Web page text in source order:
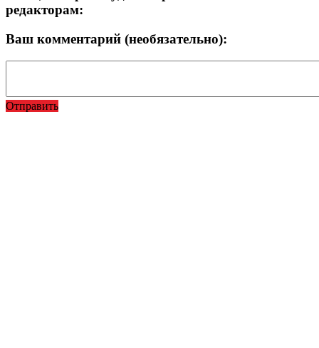
редакторам:
Ваш комментарий (необязательно):
Отправить